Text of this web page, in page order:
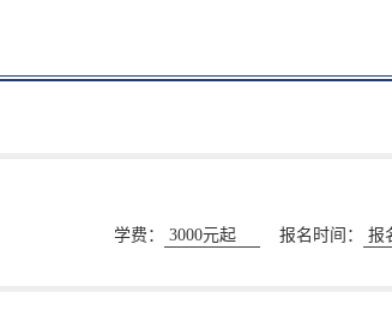
学费： 3000元起 报名时间： 报